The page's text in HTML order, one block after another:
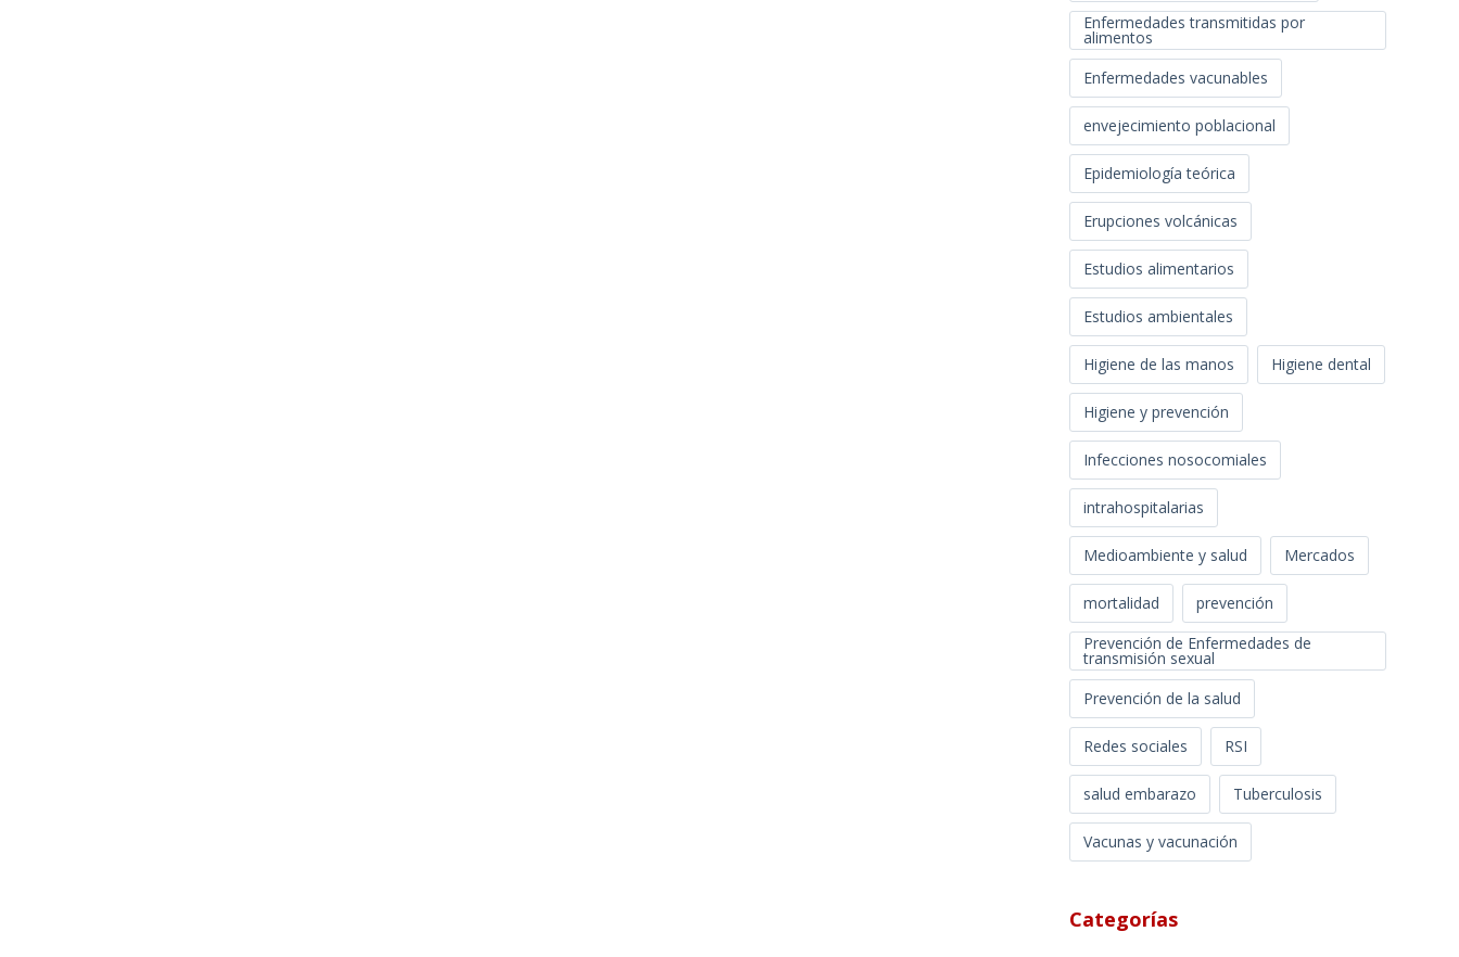
Enfermedades transmitidas por
alimentos
Enfermedades vacunables
envejecimiento poblacional
Epidemiología teórica
Erupciones volcánicas
Estudios alimentarios
Estudios ambientales
Higiene de las manos Higiene dental
Higiene y prevención
Infecciones nosocomiales
intrahospitalarias
Medioambiente y salud Mercados
mortalidad
prevención
Prevención de Enfermedades de
transmisión sexual
Prevención de la salud
Redes sociales RSI
salud embarazo Tuberculosis
Vacunas y vacunación
Categorías